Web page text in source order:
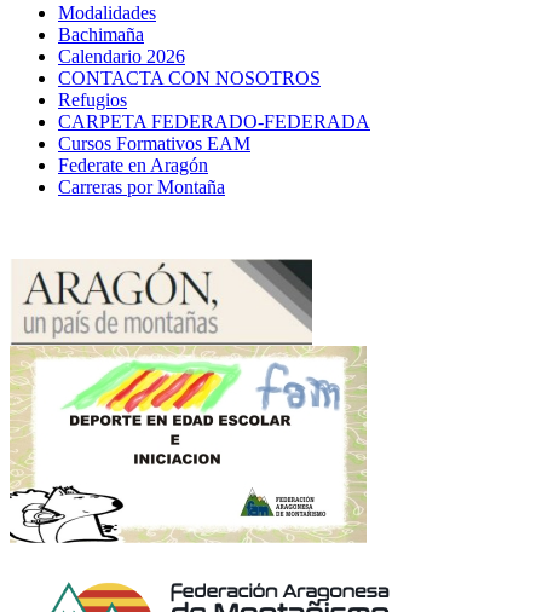
Modalidades
Bachimaña
Calendario 2026
CONTACTA CON NOSOTROS
Refugios
CARPETA FEDERADO-FEDERADA
Cursos Formativos EAM
Federate en Aragón
Carreras por Montaña